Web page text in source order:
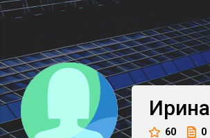
Ирина
60 0